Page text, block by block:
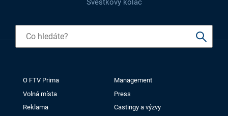
Švestkový koláč
O FTV Prima
Management
Volná místa
Press
Reklama
Castingy a výzvy